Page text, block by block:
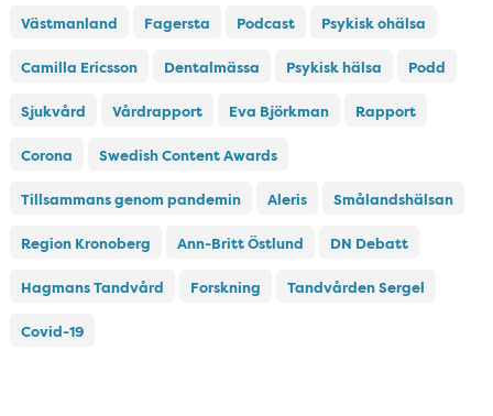
Västmanland Fagersta Podcast Psykisk ohälsa
Camilla Ericsson Dentalmässa Psykisk hälsa Podd
Sjukvård Vårdrapport Eva Björkman Rapport
Corona Swedish Content Awards
Tillsammans genom pandemin Aleris Smålandshälsan
Region Kronoberg Ann-Britt Östlund DN Debatt
Hagmans Tandvård Forskning Tandvården Sergel
Covid-19